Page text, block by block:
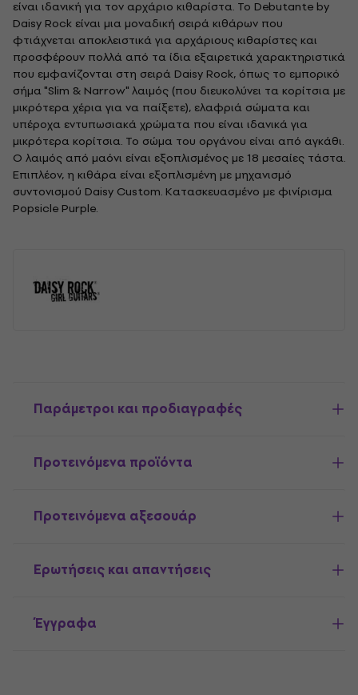
είναι ιδανική για τον αρχάριο κιθαρίστα. Το Debutante by
Daisy Rock είναι μια μοναδική σειρά κιθάρων που
φτιάχνεται αποκλειστικά για αρχάριους κιθαρίστες και
προσφέρουν πολλά από τα ίδια εξαιρετικά χαρακτηριστικά
που εμφανίζονται στη σειρά Daisy Rock, όπως το εμπορικό
σήμα "Slim & Narrow" λαιμός (που διευκολύνει τα κορίτσια με
μικρότερα χέρια για να παίξετε), ελαφριά σώματα και
υπέροχα εντυπωσιακά χρώματα που είναι ιδανικά για
μικρότερα κορίτσια. Το σώμα του οργάνου είναι από αγκάθι.
Ο λαιμός από μαόνι είναι εξοπλισμένος με 18 μεσαίες τάστα.
Επιπλέον, η κιθάρα είναι εξοπλισμένη με μηχανισμό
συντονισμού Daisy Custom. Κατασκευασμένο με φινίρισμα
Popsicle Purple.
Παράμετροι και προδιαγραφές
Προτεινόμενα προϊόντα
Προτεινόμενα αξεσουάρ
Ερωτήσεις και απαντήσεις
Έγγραφα